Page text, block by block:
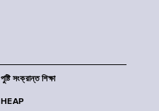
পুষ্টি সংক্রান্ত শিক্ষা
HEAP